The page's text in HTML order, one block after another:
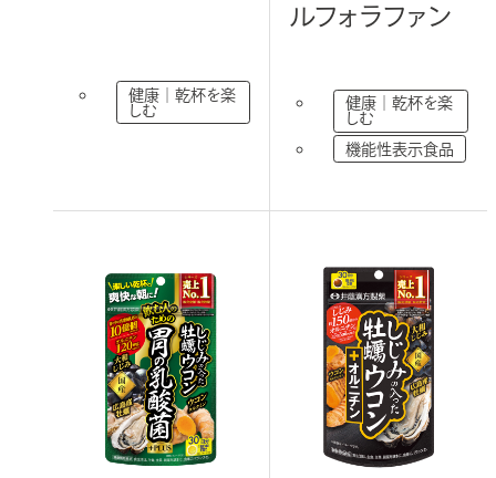
開
す
外
イ
開
き
ま
す
健康｜乾杯を楽
しむ
ルフォラファン
健康｜乾杯を楽
しむ
機能性表示食品